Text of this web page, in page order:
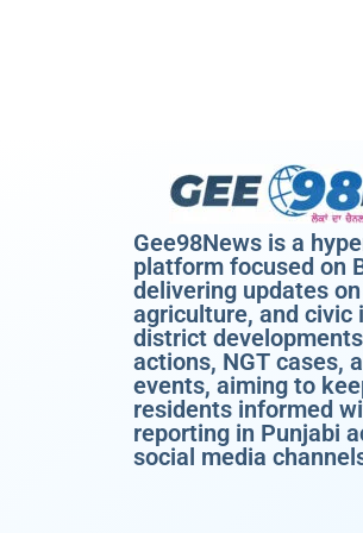
Gee98News is a
platform focused on
delivering updates
agriculture, and civic
district
actions, NGT cases,
events, aiming to
residents informed
reporting in Punjabi
social media